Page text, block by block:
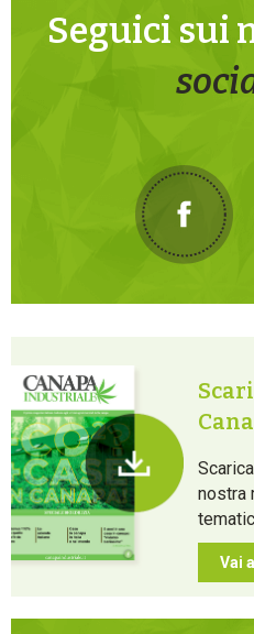
Seguici sui
nostra
Vai